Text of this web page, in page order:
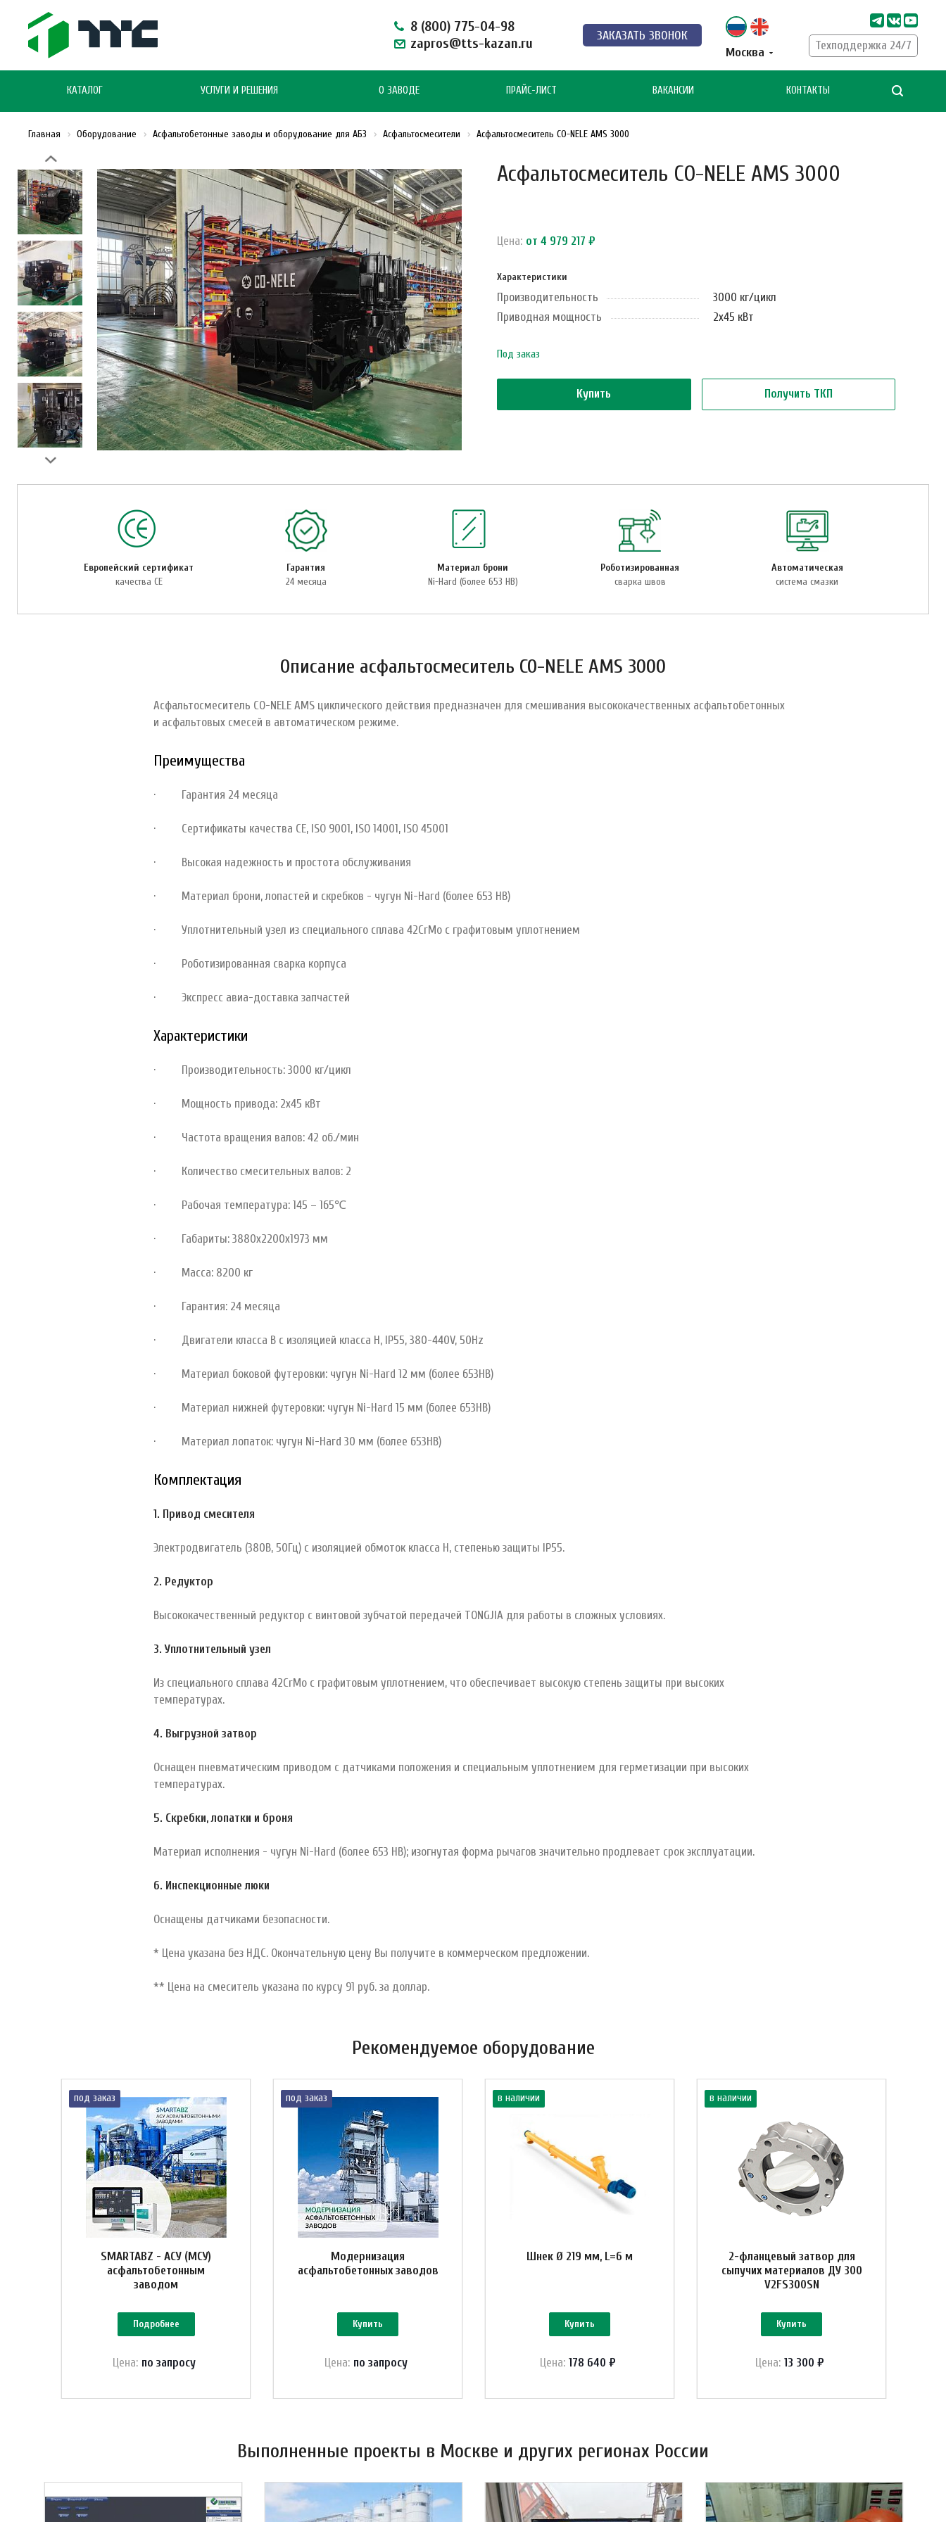
8 (800) 775-04-98
zapros@tts-kazan.ru
ЗАКАЗАТЬ ЗВОНОК
Москва
Техподдержка 24/7
КАТАЛОГ УСЛУГИ И РЕШЕНИЯ О ЗАВОДЕ ПРАЙС-ЛИСТ ВАКАНСИИ КОНТАКТЫ
Главная Оборудование Асфальтобетонные заводы и оборудование для АБЗ Асфальтосмесители Асфальтосмеситель CO-NELE AMS 3000
Асфальтосмеситель CO-NELE AMS 3000
Цена: от 4 979 217 ₽
Характеристики
Производительность
3000 кг/цикл
Приводная мощность
2х45 кВт
Под заказ
Купить Получить ТКП
Европейский сертификат
качества CE
Гарантия
24 месяца
Материал брони
Ni-Hard (более 653 HB)
Роботизированная
сварка швов
Автоматическая
система смазки
Описание асфальтосмеситель CO-NELE AMS 3000
Асфальтосмеситель CO-NELE AMS циклического действия предназначен для смешивания высококачественных асфальтобетонных
и асфальтовых смесей в автоматическом режиме.
Преимущества
· Гарантия 24 месяца
· Сертификаты качества CE, ISO 9001, ISO 14001, ISO 45001
· Высокая надежность и простота обслуживания
· Материал брони, лопастей и скребков - чугун Ni-Hard (более 653 HB)
· Уплотнительный узел из специального сплава 42CrMo с графитовым уплотнением
· Роботизированная сварка корпуса
· Экспресс авиа-доставка запчастей
Характеристики
· Производительность: 3000 кг/цикл
· Мощность привода: 2х45 кВт
· Частота вращения валов: 42 об./мин
· Количество смесительных валов: 2
· Рабочая температура: 145 – 165℃
· Габариты: 3880х2200х1973 мм
· Масса: 8200 кг
· Гарантия: 24 месяца
· Двигатели класса B с изоляцией класса H, IP55, 380-440V, 50Hz
· Материал боковой футеровки: чугун Ni-Hard 12 мм (более 653HB)
· Материал нижней футеровки: чугун Ni-Hard 15 мм (более 653HB)
· Материал лопаток: чугун Ni-Hard 30 мм (более 653HB)
Комплектация
1. Привод смесителя
Электродвигатель (380В, 50Гц) с изоляцией обмоток класса H, степенью защиты IP55.
2. Редуктор
Высококачественный редуктор с винтовой зубчатой передачей TONGJIA для работы в сложных условиях.
3. Уплотнительный узел
Из специального сплава 42CrMo с графитовым уплотнением, что обеспечивает высокую степень защиты при высоких
температурах.
4. Выгрузной затвор
Оснащен пневматическим приводом с датчиками положения и специальным уплотнением для герметизации при высоких
температурах.
5. Скребки, лопатки и броня
Материал исполнения - чугун Ni-Hard (более 653 HB); изогнутая форма рычагов значительно продлевает срок эксплуатации.
6. Инспекционные люки
Оснащены датчиками безопасности.
* Цена указана без НДС. Окончательную цену Вы получите в коммерческом предложении.
** Цена на смеситель указана по курсу 91 руб. за доллар.
Рекомендуемое оборудование
под заказ
SMARTABZ - АСУ (МСУ)
асфальтобетонным
заводом
Подробнее
Цена: по запросу
под заказ
Модернизация
асфальтобетонных заводов
Купить
Цена: по запросу
в наличии
Шнек Ø 219 мм, L=6 м
Купить
Цена: 178 640 ₽
в наличии
2-фланцевый затвор для
сыпучих материалов ДУ 300
V2FS300SN
Купить
Цена: 13 300 ₽
Выполненные проекты в Москве и других регионах России